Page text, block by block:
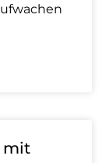
mit